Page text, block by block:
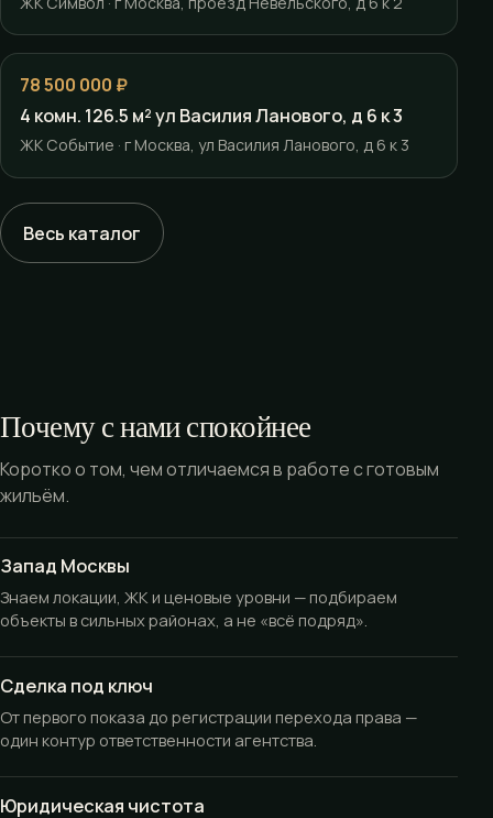
78 500 000 ₽
4 комн. 126.5 м² ул Василия Ланового, д 6 к 3
ЖК Событие · г Москва, ул Василия Ланового, д 6 к 3
Весь каталог
Почему с нами спокойнее
Коротко о том, чем отличаемся в работе с готовым
жильём.
Запад Москвы
Знаем локации, ЖК и ценовые уровни — подбираем
объекты в сильных районах, а не «всё подряд».
Сделка под ключ
От первого показа до регистрации перехода права —
один контур ответственности агентства.
Юридическая чистота